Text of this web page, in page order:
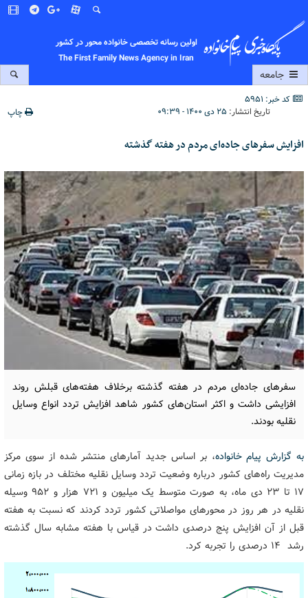
اولین رسانه تخصصی خانواده محور در کشور
The First Family News Agency in Iran
جامعه
کد خبر: 5951
تاریخ انتشار: ۲۵ دی ۱۴۰۰ - ۰۹:۳۹ چاپ
افزایش سفرهای جاده‌ای مردم در هفته گذشته
سفرهای جاده‌ای مردم در هفته گذشته برخلاف هفته‌های قبلش روند
افزایشی داشت و اکثر استان‌های کشور شاهد افزایش تردد انواع وسایل
نقلیه بودند.
به گزارش پیام خانواده، بر اساس جدید آمارهای منتشر شده از سوی مرکز
مدیریت راه‌های کشور درباره وضعیت تردد وسایل نقلیه مختلف در بازه زمانی
۱۷ تا ۲۳ دی ماه، به صورت متوسط یک میلیون و ۷۲۱ هزار و ۹۵۲ وسیله
نقلیه در هر روز در محورهای مواصلاتی کشور تردد کردند که نسبت به هفته
قبل از آن افزایش پنج درصدی داشت در قیاس با هفته مشابه سال گذشته
رشد ۱۴ درصدی را تجربه کرد.